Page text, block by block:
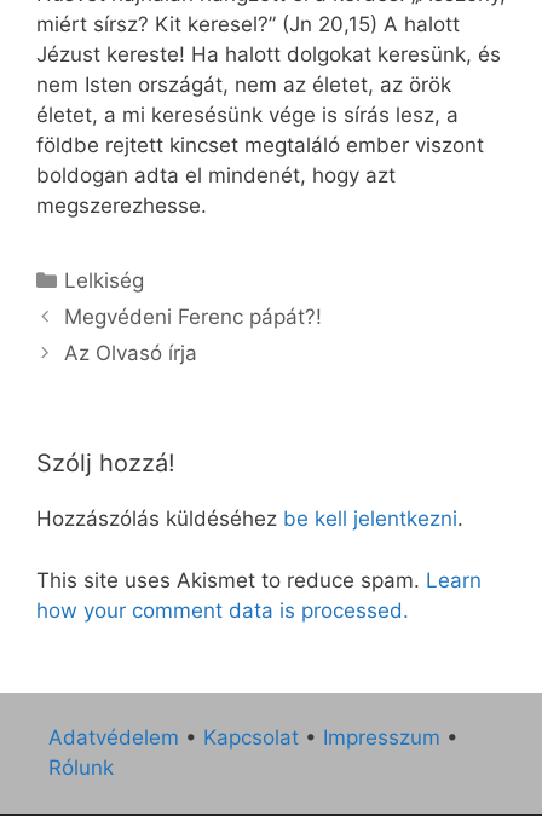
miért sírsz? Kit keresel?” (Jn 20,15) A halott
Jézust kereste! Ha halott dolgokat keresünk, és
nem Isten országát, nem az életet, az örök
életet, a mi keresésünk vége is sírás lesz, a
földbe rejtett kincset megtaláló ember viszont
boldogan adta el mindenét, hogy azt
megszerezhesse.
Kategória
Lelkiség
Megvédeni Ferenc pápát?!
Az Olvasó írja
Szólj hozzá!
Hozzászólás küldéséhez be kell jelentkezni.
This site uses Akismet to reduce spam. Learn
how your comment data is processed.
Adatvédelem • Kapcsolat • Impresszum •
Rólunk